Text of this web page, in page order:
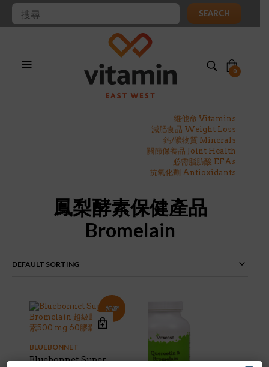
SEARCH
0
維他命 Vitamins
減肥食品 Weight Loss
鈣/礦物質 Minerals
關節保養品 Joint Health
必需脂肪酸 EFAs
抗氧化劑 Antioxidants
鳳梨酵素保健產品
Bromelain
特價!
BLUEBONNET
Bluebonnet Super